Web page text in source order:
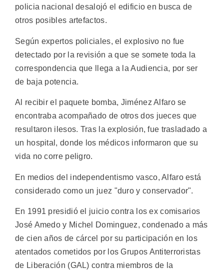
policia nacional desalojó el edificio en busca de
otros posibles artefactos.
Según expertos policiales, el explosivo no fue
detectado por la revisión a que se somete toda la
correspondencia que llega a la Audiencia, por ser
de baja potencia.
Al recibir el paquete bomba, Jiménez Alfaro se
encontraba acompañado de otros dos jueces que
resultaron ilesos. Tras la explosión, fue trasladado a
un hospital, donde los médicos informaron que su
vida no corre peligro.
En medios del independentismo vasco, Alfaro está
considerado como un juez "duro y conservador".
En 1991 presidió el juicio contra los ex comisarios
José Amedo y Michel Dominguez, condenado a más
de cien años de cárcel por su participación en los
atentados cometidos por los Grupos Antiterroristas
de Liberación (GAL) contra miembros de la